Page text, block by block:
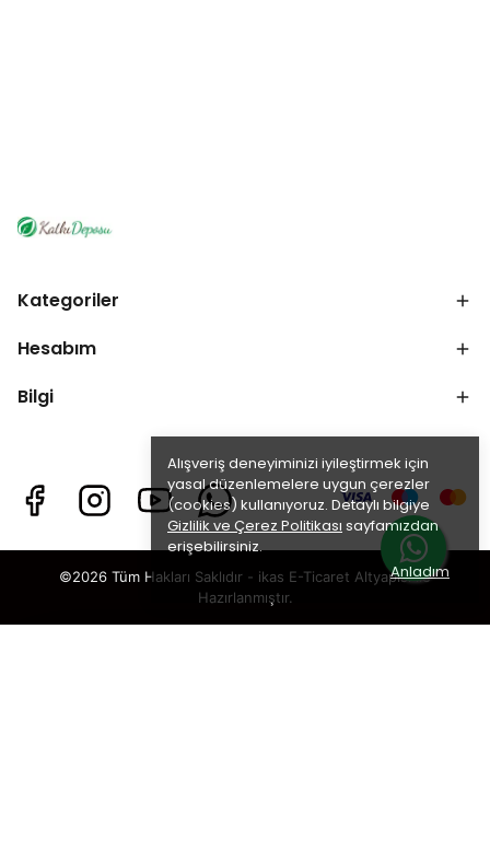
Alışveriş deneyiminizi iyileştirmek için
yasal düzenlemelere uygun çerezler
(cookies) kullanıyoruz. Detaylı bilgiye
Gizlilik ve Çerez Politikası sayfamızdan
erişebilirsiniz.
Anladım
Kategoriler
Hesabım
Bilgi
©2026 Tüm Hakları Saklıdır - ikas E-Ticaret Altyapısı ile
Hazırlanmıştır.